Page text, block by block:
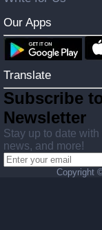
Our Apps
Translate
Subscribe
Newsletter
Stay up to date
news, and more!
Copyright